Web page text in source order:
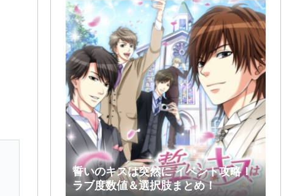
誓いのキスは突然に イベント攻略！
ラブ度数値＆選択肢まとめ！